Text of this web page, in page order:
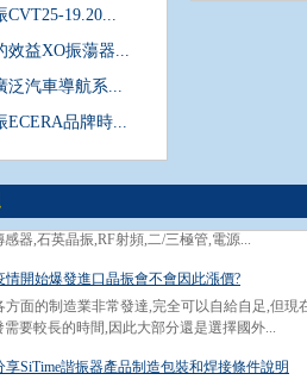
CVT25-19.20...
效益XO振蕩器...
泛汽車導航系...
ECERA品牌時...
制元器件早已成為各行各業都不可缺少的一種
非常大的元器件,值得注意的是,振蕩器基本都...
晶體使用的溫度超過設定的范圍會發生什么?
英晶體振蕩器系列的溫度,一般比普通無...
關鍵的電子元器件呢?指的是就是各種電子電
感器,石英晶振,RF射頻,二/三極管,電源...
方面的制造業非常發達,完全可以自給自足,但
需要較長的時間,因此大部分還是選擇國外...
多用戶對晶體制造過程,包裝規格和命名規則比